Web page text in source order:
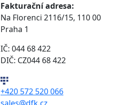
Fakturační adresa:
Na Florenci 2116/15, 110 00
Praha 1
IČ: 044 68 422
DIČ: CZ044 68 422
+420 572 520 066